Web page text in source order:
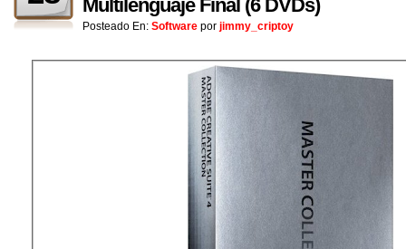
Multilenguaje Final (6 DVDs)
Posteado En: Software por jimmy_criptoy